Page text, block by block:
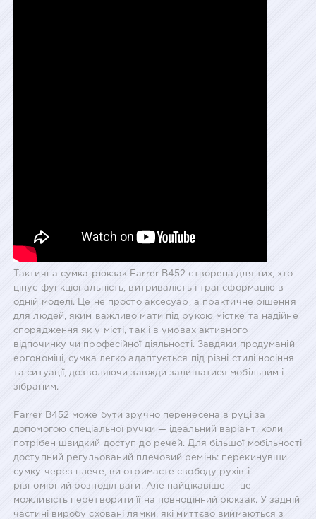
Тактична сумка-рюкзак Farrer B452 створена для тих, хто
цінує функціональність, витривалість і трансформацію в
одній моделі. Це не просто аксесуар, а практичне рішення
для людей, яким важливо мати під рукою містке та надійне
спорядження як у місті, так і в умовах активного
відпочинку чи професійної діяльності. Завдяки продуманій
ергономіці, сумка легко адаптується під різні стилі носіння
та ситуації, дозволяючи завжди залишатися мобільним і
зібраним.
Farrer B452 може бути зручно перенесена в руці за
допомогою спеціальної ручки — ідеальний варіант, коли
потрібен швидкий доступ до речей. Для більшої мобільності
доступний регульований плечовий ремінь: перекинувши
сумку через плече, ви отримаєте свободу рухів і
рівномірний розподіл ваги. Але найцікавіше — це
можливість перетворити її на повноцінний рюкзак. У задній
частині виробу сховані лямки, які миттєво виймаються з